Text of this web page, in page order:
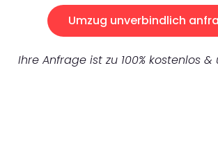
Umzug unverbindlich
Ihre Anfrage ist zu 100% kostenlos